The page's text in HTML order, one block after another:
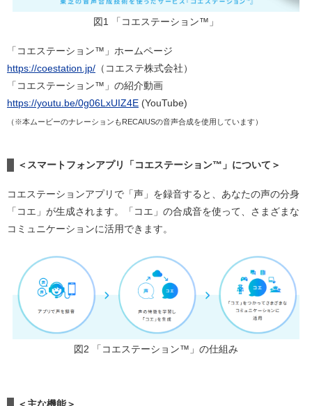
図1 「コエステーション™」
「コエステーション™」ホームページ
https://coestation.jp/ （コエステ株式会社）
「コエステーション™」の紹介動画
https://youtu.be/0g06LxUIZ4E (YouTube)
（※本ムービーのナレーションもRECAIUSの音声合成を使用しています）
＜スマートフォンアプリ「コエステーション™」について＞
コエステーションアプリで「声」を録音すると、あなたの声の分身
「コエ」が生成されます。「コエ」の合成音を使って、さまざまな
コミュニケーションに活用できます。
図2 「コエステーション™」の仕組み
＜主な機能＞